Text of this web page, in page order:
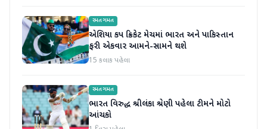
રમતગમત
એશિયા કપ ક્રિકેટ મેચમાં ભારત અને પાકિસ્તાન
ફરી એકવાર આમને-સામને થશે
15 કલાક પહેલા
રમતગમત
ભારત વિરુદ્ધ શ્રીલંકા શ્રેણી પહેલા ટીમને મોટો
આંચકો